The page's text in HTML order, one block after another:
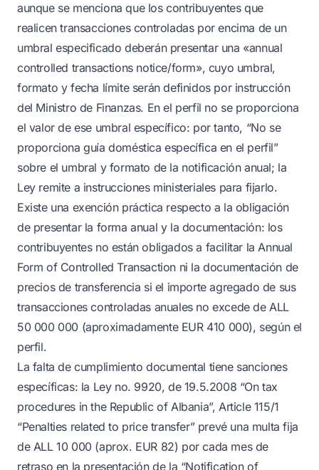
aunque se menciona que los contribuyentes que
realicen transacciones controladas por encima de un
umbral especificado deberán presentar una «annual
controlled transactions notice/form», cuyo umbral,
formato y fecha límite serán definidos por instrucción
del Ministro de Finanzas. En el perfil no se proporciona
el valor de ese umbral específico: por tanto, “No se
proporciona guía doméstica específica en el perfil”
sobre el umbral y formato de la notificación anual; la
Ley remite a instrucciones ministeriales para fijarlo.
Existe una exención práctica respecto a la obligación
de presentar la forma anual y la documentación: los
contribuyentes no están obligados a facilitar la Annual
Form of Controlled Transaction ni la documentación de
precios de transferencia si el importe agregado de sus
transacciones controladas anuales no excede de ALL
50 000 000 (aproximadamente EUR 410 000), según el
perfil.
La falta de cumplimiento documental tiene sanciones
específicas: la Ley no. 9920, de 19.5.2008 “On tax
procedures in the Republic of Albania”, Article 115/1
“Penalties related to price transfer” prevé una multa fija
de ALL 10 000 (aprox. EUR 82) por cada mes de
retraso en la presentación de la “Notification of